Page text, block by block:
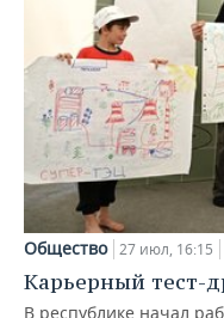
Общество 27 июл, 16:15
Карьерный тест-
В республике начал